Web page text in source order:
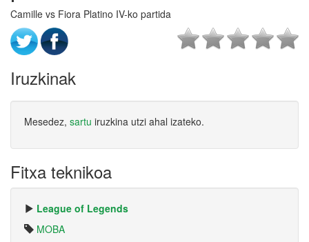
Camille vs Fiora Platino IV-ko partida
Iruzkinak
Mesedez, sartu iruzkina utzi ahal izateko.
Fitxa teknikoa
League of Legends
MOBA